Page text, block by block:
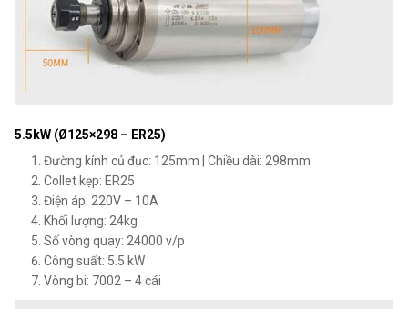
5.5kW (Ø125×298 – ER25)
Đường kính củ đục: 125mm | Chiều dài: 298mm
Collet kẹp: ER25
Điện áp: 220V – 10A
Khối lượng: 24kg
Số vòng quay: 24000 v/p
Công suất: 5.5 kW
Vòng bi: 7002 – 4 cái